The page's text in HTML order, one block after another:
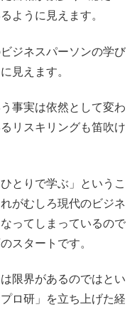
ように見えます。
ジネスパーソンの学び
見えます。
事実は依然として変わ
リスキリングも笛吹け
とりで学ぶ」というこ
がむしろ現代のビジネ
ってしまっているので
スタートです。
限界があるのではとい
ロ研」を立ち上げた経